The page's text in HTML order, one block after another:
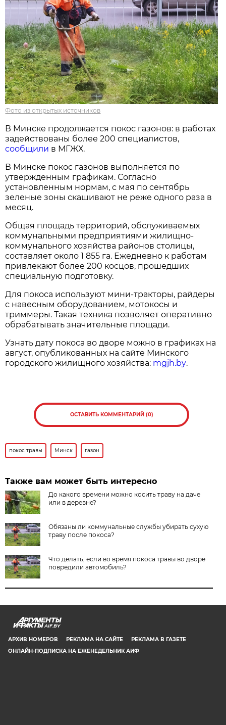
Фото из открытых источников
В Минске продолжается покос газонов: в работах
задействованы более 200 специалистов,
сообщили в МГЖХ.
В Минске покос газонов выполняется по
утвержденным графикам. Согласно
установленным нормам, с мая по сентябрь
зеленые зоны скашивают не реже одного раза в
месяц.
Общая площадь территорий, обслуживаемых
коммунальными предприятиями жилищно-
коммунального хозяйства районов столицы,
составляет около 1 855 га. Ежедневно к работам
привлекают более 200 косцов, прошедших
специальную подготовку.
Для покоса используют мини-тракторы, райдеры
с навесным оборудованием, мотокосы и
триммеры. Такая техника позволяет оперативно
обрабатывать значительные площади.
Узнать дату покоса во дворе можно в графиках на
август, опубликованных на сайте Минского
городского жилищного хозяйства: mgjh.by.
ОСТАВИТЬ КОММЕНТАРИЙ (0)
покос травы Минск газон
Также вам может быть интересно
До какого времени можно косить траву на даче
или в деревне?
Обязаны ли коммунальные службы убирать сухую
траву после покоса?
Что делать, если во время покоса травы во дворе
повредили автомобиль?
AIF.BY
АРХИВ НОМЕРОВ РЕКЛАМА НА САЙТЕ
РЕКЛАМА В ГАЗЕТЕ
ОНЛАЙН-ПОДПИСКА НА ЕЖЕНЕДЕЛЬНИК АИФ